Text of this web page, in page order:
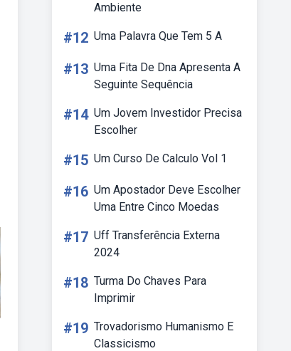
Ambiente
#12 Uma Palavra Que Tem 5 A
#13 Uma Fita De Dna Apresenta A
Seguinte Sequência
#14 Um Jovem Investidor Precisa
Escolher
#15 Um Curso De Calculo Vol 1
#16 Um Apostador Deve Escolher
Uma Entre Cinco Moedas
#17 Uff Transferência Externa
2024
#18 Turma Do Chaves Para
Imprimir
#19 Trovadorismo Humanismo E
Classicismo